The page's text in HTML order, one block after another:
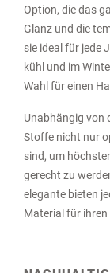
Option, die das
Glanz und die
sie ideal für jede
kühl und im
Wahl für einen
Unabhängig von
Stoffe nicht nur
sind, um
gerecht zu
elegante bieten
Material für